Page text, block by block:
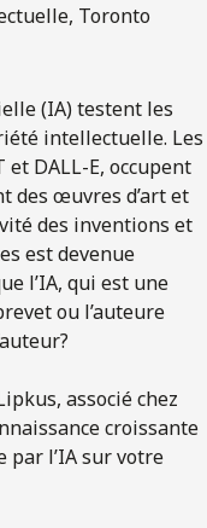
Toronto
(IA) testent les
intellectuelle. Les
et DALL-E, occupent
des œuvres d’art et
des inventions et
est devenue
l’IA, qui est une
ou l’auteure
associé chez
croissante
l’IA sur votre